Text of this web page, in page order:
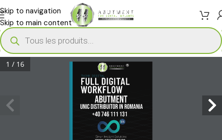
Skip to navigation
Skip to main content
1 / 16